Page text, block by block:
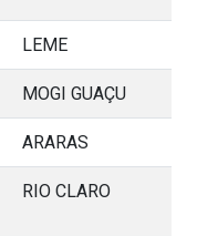
LEME
MOGI GUAÇU
ARARAS
RIO CLARO